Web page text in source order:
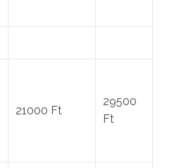
21000 Ft
29500
Ft